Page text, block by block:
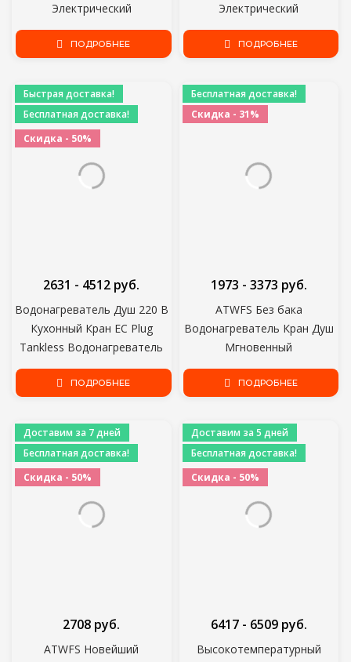
Электрический
Водонагреватель 3000 Вт
Цифровой Дисплей Для
ПОДРОБНЕЕ
Электрический
Водонагреватель 3000 Вт
Цифровой Дисплей Для
ПОДРОБНЕЕ
Быстрая доставка!
Бесплатная доставка!
Скидка - 50%
Водонагреватель Душ 220 В
Кухонный Кран ЕС Plug
Tankless Водонагреватель
3000 Вт Цифровой Дисплей
Для Загородного Дома
2631 - 4512 руб.
ПОДРОБНЕЕ
Бесплатная доставка!
Скидка - 31%
ATWFS Без бака
Водонагреватель Кран Душ
Мгновенный
Водонагреватель
Электрический Кран
Горячая Вода для Кухни и
Ванной Комнаты
1973 - 3373 руб.
ПОДРОБНЕЕ
Доставим за 7 дней
Бесплатная доставка!
Скидка - 50%
ATWFS Новейший
2708 руб.
Доставим за 5 дней
Бесплатная доставка!
Скидка - 50%
Высокотемпературный
6417 - 6509 руб.